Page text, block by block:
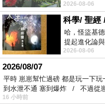
經在我的版
2026-08-06
科學/ 聖經
哈，怪盜基
提起進化論
時間就有「
2026-08-06
2026/08/07
平時 崽崽幫忙過磅 都是玩一下
到水泄不通 塞到爆炸 / 不過從
16 小時前